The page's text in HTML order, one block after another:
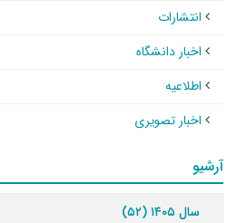
انتشارات
اخبار دانشگاه
اطلاعیه
اخبار تصویری
آرشیو
سال ۱۴۰۵ (۵۲)